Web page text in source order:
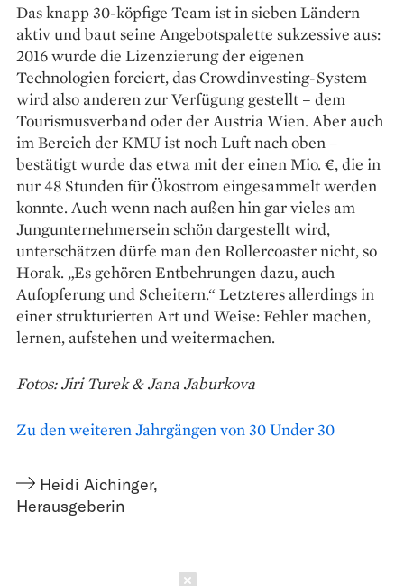
Das knapp 30-köpfige Team ist in sieben Ländern
aktiv und baut seine Angebotspalette sukzessive aus:
2016 wurde die Lizenzierung der eigenen
Technologien forciert, das Crowdinvesting-System
wird also anderen zur Verfügung gestellt – dem
Tourismusverband oder der Austria Wien. Aber auch
im Bereich der KMU ist noch Luft nach oben –
bestätigt wurde das etwa mit der einen Mio. €, die in
nur 48 Stunden für Ökostrom eingesammelt werden
konnte. Auch wenn nach außen hin gar vieles am
Jungunternehmersein schön dargestellt wird,
unterschätzen dürfe man den Rollercoaster nicht, so
Horak. „Es gehören Entbehrungen dazu, auch
Aufopferung und Scheitern.“ Letzteres allerdings in
einer strukturierten Art und Weise: Fehler machen,
lernen, aufstehen und weitermachen.
Fotos: Jiri Turek & Jana Jaburkova
Zu den weiteren Jahrgängen von 30 Under 30
Heidi Aichinger,
Herausgeberin